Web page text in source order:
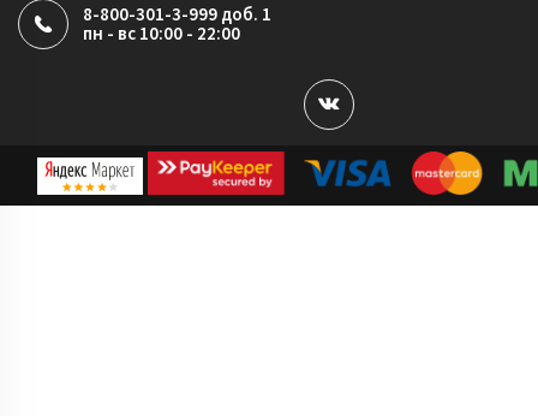
8-800-301-3-999 доб. 1
пн - вс 10:00 - 22:00